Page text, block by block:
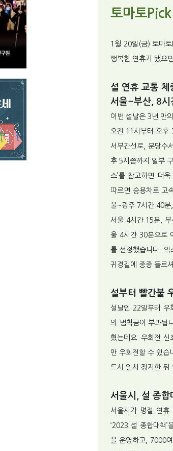
토마토
1월 20일(금) 토마
행복한 연휴가 됐으
설 연휴 교통 체
서울~부산, 8
이번 설날은 3년 만
오전 11시부터 오후
서부간선로, 분당수
후 5시쯤까지 일부
스’를 참고하면 더
따르면 승용차로 고
울~광주 7시간 40분
서울 4시간 15분,
울 4시간 30분으로
를 선정했습니다. 익
귀경길에 종종 들르
설부터 빨간불
설날인 22일부터 우
의 범칙금이 부과됩
혔는데요. 우회전 신
만 우회전할 수 있습
드시 일시 정지한 뒤
서울시, 설 종합
서울시가 명절 연
‘2023 설 종합대책’
을 운영하고, 7000